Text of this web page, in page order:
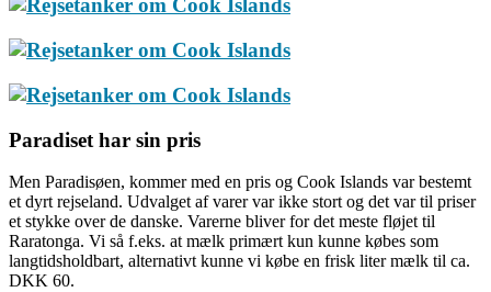
Paradiset har sin pris
Men Paradisøen, kommer med en pris og Cook Islands var bestemt
et dyrt rejseland. Udvalget af varer var ikke stort og det var til priser
et stykke over de danske. Varerne bliver for det meste fløjet til
Raratonga. Vi så f.eks. at mælk primært kun kunne købes som
langtidsholdbart, alternativt kunne vi købe en frisk liter mælk til ca.
DKK 60.